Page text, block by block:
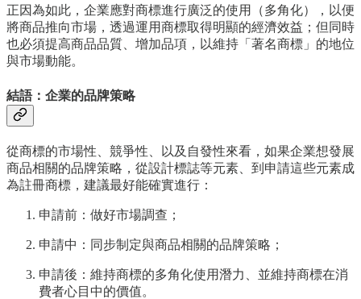
正因為如此，企業應對商標進行廣泛的使用（多角化），以便
將商品推向市場，透過運用商標取得明顯的經濟效益；但同時
也必須提高商品品質、增加品項，以維持「著名商標」的地位
與市場動能。
結語：企業的品牌策略
從商標的市場性、競爭性、以及自發性來看，如果企業想發展
商品相關的品牌策略，從設計標誌等元素、到申請這些元素成
為註冊商標，建議最好能確實進行：
申請前：做好市場調查；
申請中：同步制定與商品相關的品牌策略；
申請後：維持商標的多角化使用潛力、並維持商標在消
費者心目中的價值。